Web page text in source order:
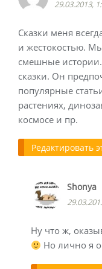
29.03.2013,
Сказки меня
и жестокостью.
смешные
сказки. Он
популярные
растениях,
космосе и пр.
Редактировать
Shonya
Ну что ж,
Но лично я